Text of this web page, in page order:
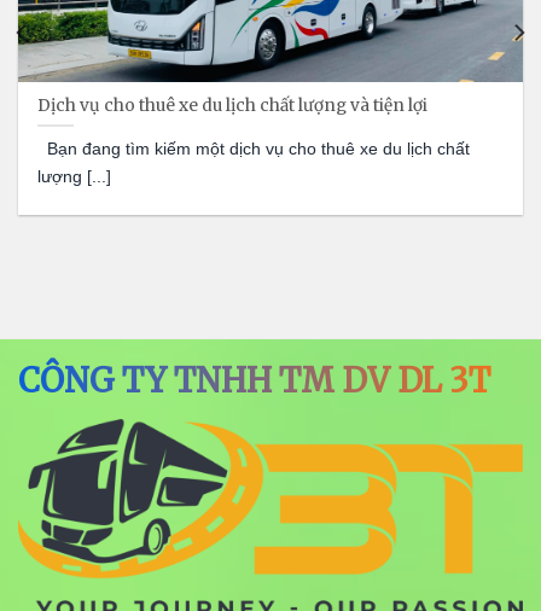
Dịch vụ cho thuê xe du lịch chất lượng và tiện lợi
Bạn đang tìm kiếm một dịch vụ cho thuê xe du lịch chất
lượng [...]
CÔNG TY TNHH TM DV DL 3T